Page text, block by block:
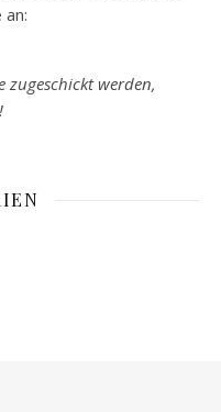
zugeschickt werden,